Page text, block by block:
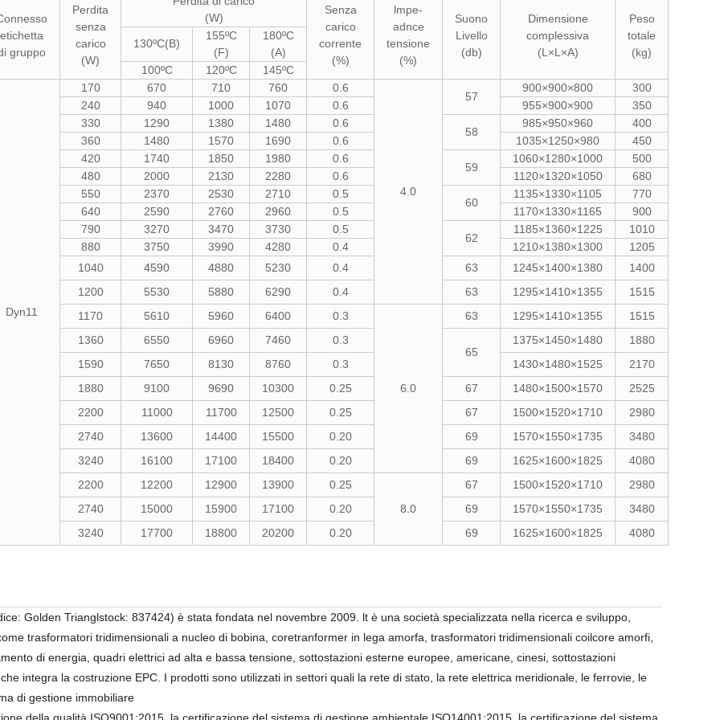
etichetta
gruppo
Perdita
senza
carico
(W)
(W)
Senza
carico
corrente
(%)
lmpe-
adnce
tensione
(%)
Suono
Livello
(db)
Dimensione
complessiva
(L×L×A)
Peso
totale
(kg)
130ºC(B)
155ºC
(F)
180ºC
(A)
100ºC
120ºC 145ºC
Dyn11
170 670 710 760 0.6
4.0
57
900×900×800
300
240
940 1000 1070 0.6 955×900×900
350
330
1290 1380 1480 0.6
58
985×950×960
400
360
1480 1570 1690 0.6 1035×1250×980
450
420
1740 1850 1980 0.6
59
1060×1280×1000
500
480
2000 2130 2280 0.6 1120×1320×1050
680
550
2370 2530 2710 0.5
60
1135×1330×1105
770
640
2590 2760 2960 0.5 1170×1330×1165
900
790
3270 3470 3730 0.5
62
1185×1360×1225
1010
880
3750 3990 4280 0.4 1210×1380×1300
1205
1040
4590 4880 5230 0.4 63 1245×1400×1380
1400
1200
5530 5880 6290 0.4 63 1295×1410×1355
1515
1170
5610 5960 6400 0.3
6.0
63 1295×1410×1355
1515
1360
6550 6960 7460
0.3
65
1375×1450×1480
1880
1590
7650 8130 8760 0.3 1430×1480×1525
2170
1880
9100 9690 10300 0.25 67 1480×1500×1570
2525
2200
11000 11700 12500 0.25 67 1500×1520×1710
2980
2740
13600 14400 15500 0.20 69 1570×1550×1735
3480
3240
16100 17100 18400 0.20 69 1625×1600×1825
4080
2200
12200 12900 13900
0.25
8.0
67 1500×1520×1710
2980
2740
15000 15900 17100 0.20 69 1570×1550×1735
3480
3240
17700 18800 20200 0.20 69 1625×1600×1825 4080
Golden Trianglstock: 837424) è stata fondata nel novembre 2009. lt è una società specializzata nella ricerca e sviluppo,
trasformatori tridimensionali a nucleo di bobina, coretranformer in lega amorfa, trasformatori tridimensionali coilcore amorfi,
di energia, quadri elettrici ad alta e bassa tensione, sottostazioni esterne europee, americane, cinesi, sottostazioni
integra la costruzione EPC. I prodotti sono utilizzati in settori quali la rete di stato, la rete elettrica meridionale, le ferrovie, le
di gestione immobiliare